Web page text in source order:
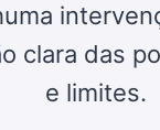
clara das
e limites.